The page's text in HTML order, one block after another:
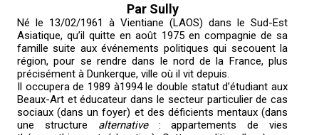
Par Sully
Né le 13/02/1961 à Vientiane (LAOS) dans le Sud-Est
Asiatique, qu’il quitte en août 1975 en compagnie de sa
famille suite aux événements politiques qui secouent la
région, pour se rendre dans le nord de la France, plus
précisément à Dunkerque, ville où il vit depuis.
Il occupera de 1989 à1994 le double statut d’étudiant aux
Beaux-Art et éducateur dans le secteur particulier de cas
sociaux (dans un foyer) et des déficients mentaux (dans
une structure alternative: appartements de vies